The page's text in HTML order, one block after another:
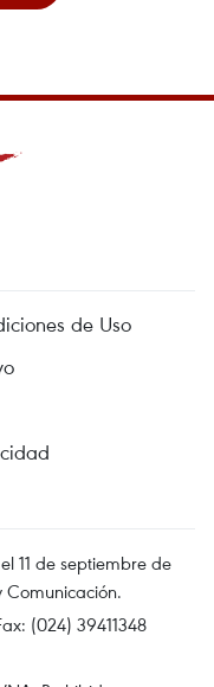
de Uso
11 de septiembre de
(024) 39411348